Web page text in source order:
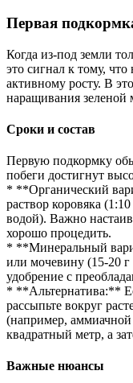
Первая
Когда из-под земли
это сигнал к тому,
активному росту. В
наращивания зеленой
Сроки и состав
Первую подкормку
побеги достигнут
* **Органический
раствор коровяка
водой). Важно
хорошо процедить.
* **Минеральный
или мочевину (15-20
удобрение с
* **Альтернатива:**
рассыпьте вокруг
(например, аммиачной
квадратный метр, а
Важные нюансы